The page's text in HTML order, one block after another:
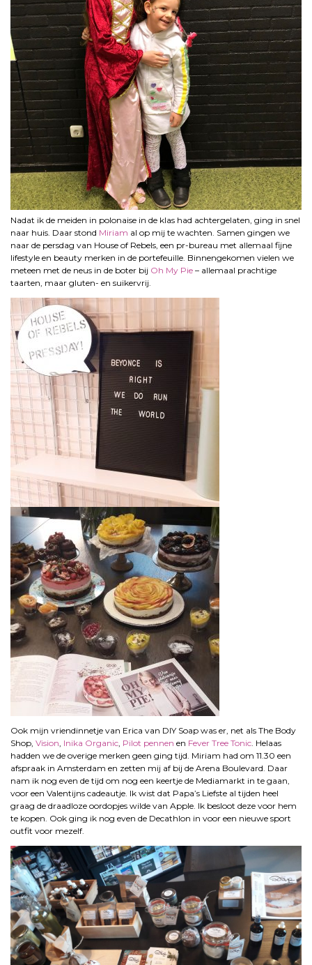
Nadat ik de meiden in polonaise in de klas had achtergelaten, ging in snel
naar huis. Daar stond Miriam al op mij te wachten. Samen gingen we
naar de persdag van House of Rebels, een pr-bureau met allemaal fijne
lifestyle en beauty merken in de portefeuille. Binnengekomen vielen we
meteen met de neus in de boter bij Oh My Pie – allemaal prachtige
taarten, maar gluten- en suikervrij.
Ook mijn vriendinnetje van Erica van DIY Soap was er, net als The Body
Shop, Vision Inika Organic Pilot pennen en Fever Tree Tonic . Helaas
hadden we de overige merken geen ging tijd. Miriam had om 11.30 een
afspraak in Amsterdam en zetten mij af bij de Arena Boulevard. Daar
nam ik nog even de tijd om nog een keertje de Mediamarkt in te gaan,
voor een Valentijns cadeautje. Ik wist dat Papa’s Liefste al tijden heel
graag de draadloze oordopjes wilde van Apple. Ik besloot deze voor hem
te kopen. Ook ging ik nog even de Decathlon in voor een nieuwe sport
outfit voor mezelf.